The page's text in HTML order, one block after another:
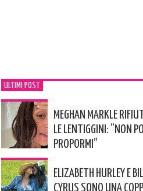
ULTIMI POST
MEGHAN MARKLE
LE LENTIGGINI: ”NON
PROPORMI”
ELIZABETH HURLEY E
CYRUS SONO UNA